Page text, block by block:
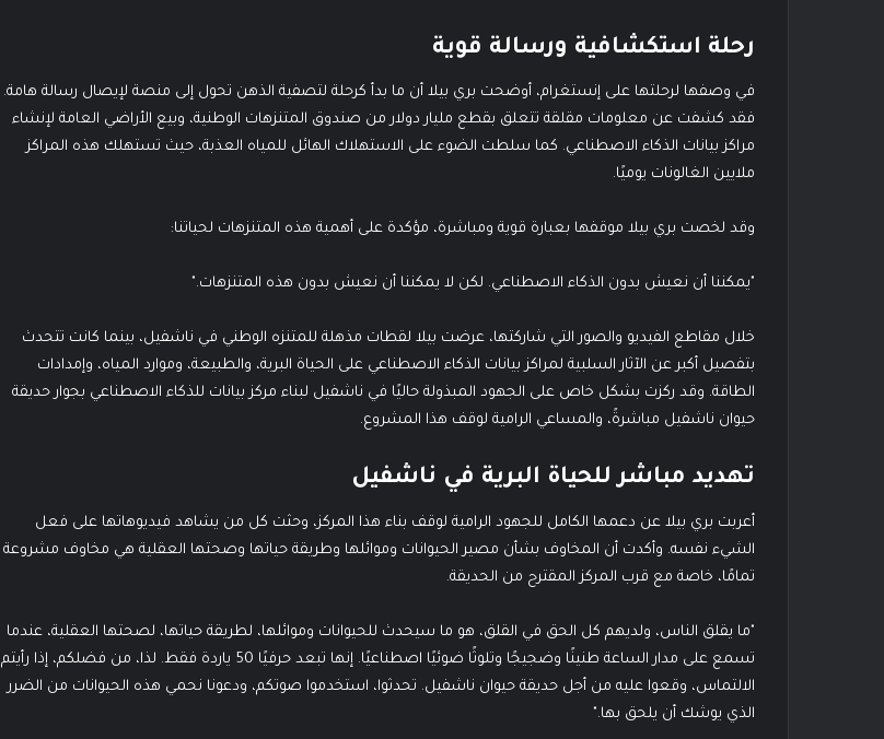
رحلة استكشافية ورسالة قوية
في وصفها لرحلتها على إنستغرام، أوضحت بري بيلا أن ما بدأ كرحلة لتصفية الذهن تحول إلى منصة لإيصال رسالة هامة.
فقد كشفت عن معلومات مقلقة تتعلق بقطع مليار دولار من صندوق المتنزهات الوطنية، وبيع الأراضي العامة لإنشاء
مراكز بيانات الذكاء الاصطناعي. كما سلطت الضوء على الاستهلاك الهائل للمياه العذبة، حيث تستهلك هذه المراكز
ملايين الغالونات يوميًا.
وقد لخصت بري بيلا موقفها بعبارة قوية ومباشرة، مؤكدة على أهمية هذه المتنزهات لحياتنا:
"يمكننا أن نعيش بدون الذكاء الاصطناعي. لكن لا يمكننا أن نعيش بدون هذه المتنزهات."
خلال مقاطع الفيديو والصور التي شاركتها، عرضت بيلا لقطات مذهلة للمتنزه الوطني في ناشفيل، بينما كانت تتحدث
بتفصيل أكبر عن الآثار السلبية لمراكز بيانات الذكاء الاصطناعي على الحياة البرية، والطبيعة، وموارد المياه، وإمدادات
الطاقة. وقد ركزت بشكل خاص على الجهود المبذولة حاليًا في ناشفيل لبناء مركز بيانات للذكاء الاصطناعي بجوار حديقة
حيوان ناشفيل مباشرةً، والمساعي الرامية لوقف هذا المشروع.
تهديد مباشر للحياة البرية في ناشفيل
أعربت بري بيلا عن دعمها الكامل للجهود الرامية لوقف بناء هذا المركز، وحثت كل من يشاهد فيديوهاتها على فعل
الشيء نفسه. وأكدت أن المخاوف بشأن مصير الحيوانات وموائلها وطريقة حياتها وصحتها العقلية هي مخاوف مشروعة
تمامًا، خاصة مع قرب المركز المقترح من الحديقة.
"ما يقلق الناس، ولديهم كل الحق في القلق، هو ما سيحدث للحيوانات وموائلها، لطريقة حياتها، لصحتها العقلية، عندما
تسمع على مدار الساعة طنينًا وضجيجًا وتلوثًا ضوئيًا اصطناعيًا. إنها تبعد حرفيًا 50 ياردة فقط. لذا، من فضلكم، إذا رأيتم
الالتماس، وقعوا عليه من أجل حديقة حيوان ناشفيل. تحدثوا، استخدموا صوتكم، ودعونا نحمي هذه الحيوانات من الضرر
الذي يوشك أن يلحق بها."